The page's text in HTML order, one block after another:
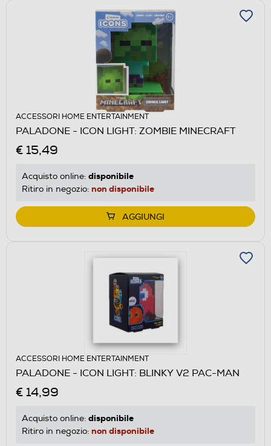
ACCESSORI HOME ENTERTAINMENT
PALADONE - ICON LIGHT: ZOMBIE MINECRAFT
€ 15,49
Acquisto online: disponibile
Ritiro in negozio: non disponibile
AGGIUNGI
ACCESSORI HOME ENTERTAINMENT
PALADONE - ICON LIGHT: BLINKY V2 PAC-MAN
€ 14,99
Acquisto online: disponibile
Ritiro in negozio: non disponibile